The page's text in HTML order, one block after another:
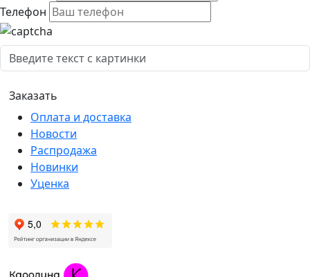
Телефон
Оплата и доставка
Новости
Распродажа
Новинки
Уценка